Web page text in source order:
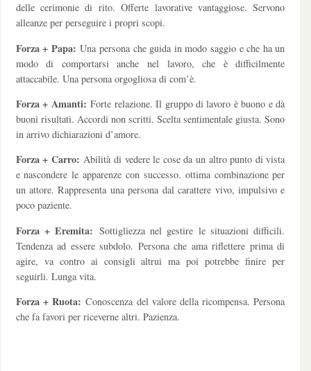
delle cerimonie di rito. Offerte lavorative vantaggiose. Servono
alleanze per perseguire i propri scopi.
Forza + Papa:Una persona che guida in modo saggio e che ha un
modo di comportarsi anche nel lavoro, che è difficilmente
attaccabile. Una persona orgogliosa di com’è.
Forza + Amanti:Forte relazione. Il gruppo di lavoro è buono e dà
buoni risultati. Accordi non scritti. Scelta sentimentale giusta. Sono
in arrivo dichiarazioni d’amore.
Forza + Carro:Abilità di vedere le cose da un altro punto di vista
e nascondere le apparenze con successo. ottima combinazione per
un attore. Rappresenta una persona dal carattere vivo, impulsivo e
poco paziente.
Forza + Eremita: Sottigliezza nel gestire le situazioni difficili.
Tendenza ad essere subdolo. Persona che ama riflettere prima di
agire, va contro ai consigli altrui ma poi potrebbe finire per
seguirli. Lunga vita.
Forza + Ruota:Conoscenza del valore della ricompensa. Persona
che fa favori per riceverne altri. Pazienza.